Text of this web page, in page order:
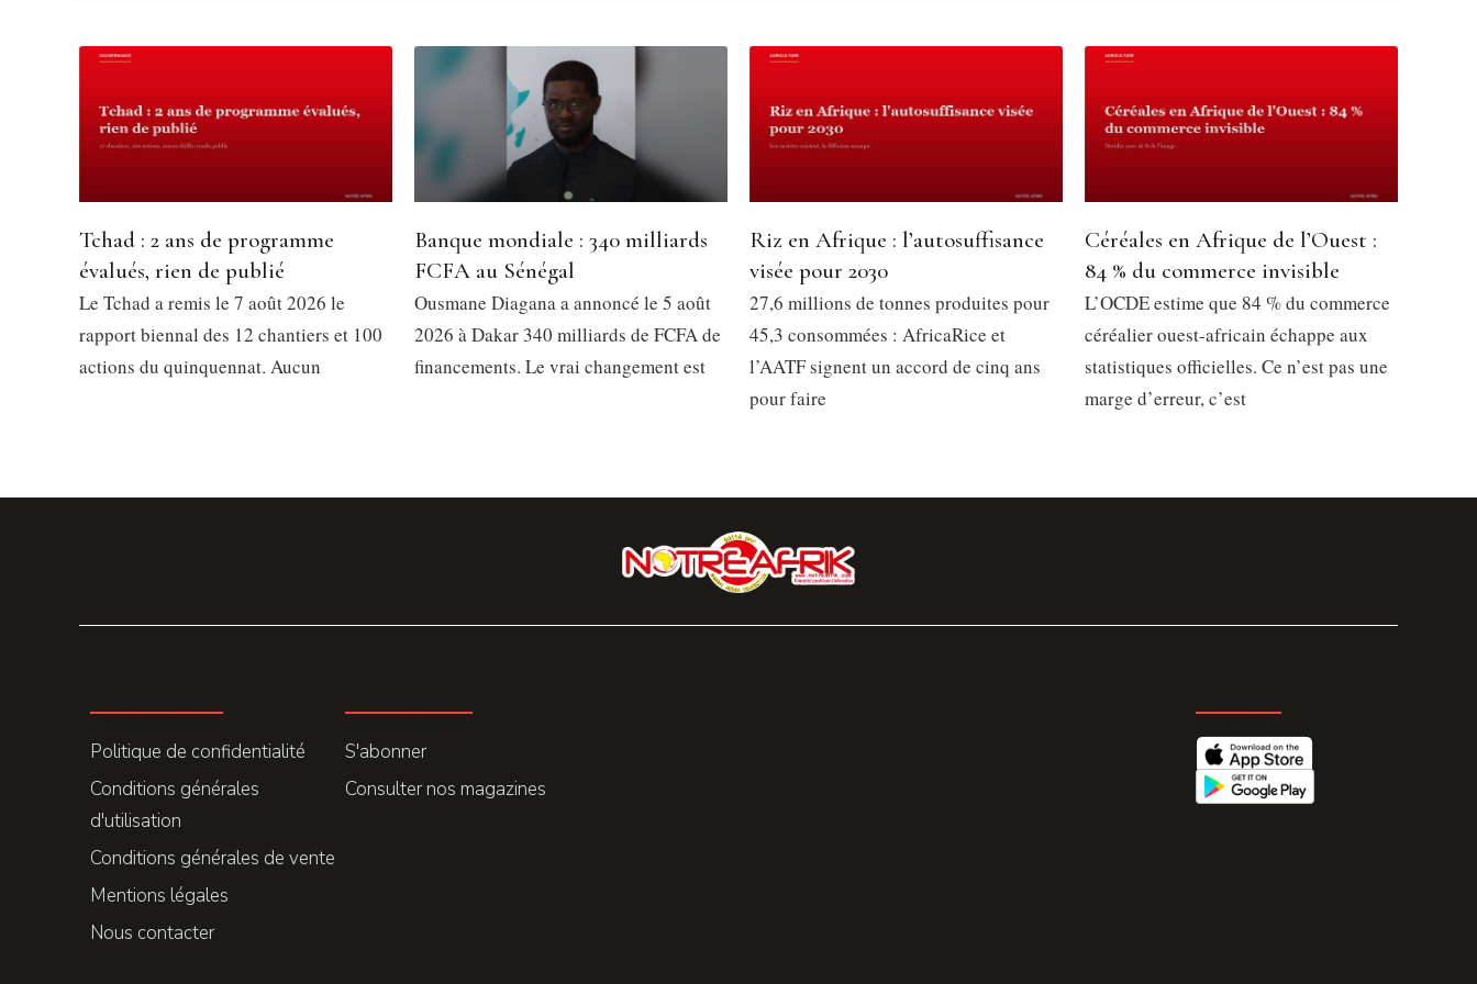
Tchad : 2 ans de programme
évalués, rien de publié
Le Tchad a remis le 7 août 2026 le
rapport biennal des 12 chantiers et 100
actions du quinquennat. Aucun
Banque mondiale : 340 milliards
FCFA au Sénégal
Ousmane Diagana a annoncé le 5 août
2026 à Dakar 340 milliards de FCFA de
financements. Le vrai changement est
Riz en Afrique : l’autosuffisance
visée pour 2030
27,6 millions de tonnes produites pour
45,3 consommées : AfricaRice et
l’AATF signent un accord de cinq ans
pour faire
Céréales en Afrique de l’Ouest :
84 % du commerce invisible
L’OCDE estime que 84 % du commerce
céréalier ouest-africain échappe aux
statistiques officielles. Ce n’est pas une
marge d’erreur, c’est
Politique de confidentialité
Conditions générales
d'utilisation
Conditions générales de vente
Mentions légales
Nous contacter
S'abonner
Consulter nos magazines